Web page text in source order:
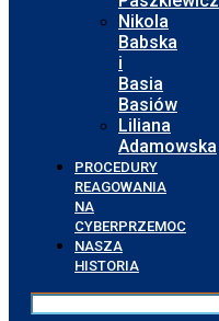
Nikola
Babska
i
Basia
Basiów
Liliana
Adamowska
PROCEDURY
REAGOWANIA
NA
CYBERPRZEMOC
NASZA
HISTORIA